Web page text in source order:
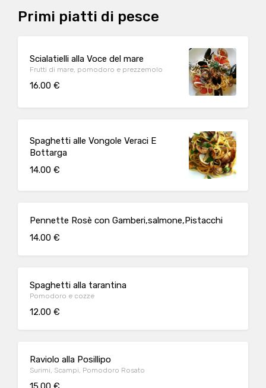
Primi piatti di pesce
Scialatielli alla Voce del mare
Frutti di mare, pomodoro e prezzemolo
16.00 €
Spaghetti alle Vongole Veraci E
Bottarga
14.00 €
Pennette Rosè con Gamberi,salmone,Pistacchi
14.00 €
Spaghetti alla tarantina
Pomodoro e cozze
12.00 €
Raviolo alla Posillipo
Surimi, Scampi, Pomodoro Rosato